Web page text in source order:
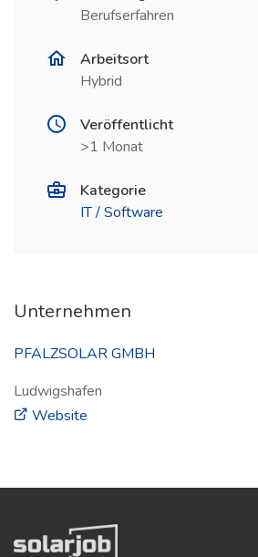
Berufserfahren
Arbeitsort
Hybrid
Veröffentlicht
>1 Monat
Kategorie
IT / Software
Unternehmen
PFALZSOLAR GMBH
Ludwigshafen
Website